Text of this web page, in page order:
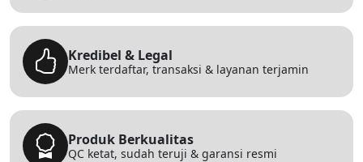
Kredibel & Legal
Merk terdaftar, transaksi & layanan terjamin
Produk Berkualitas
QC ketat, sudah teruji & garansi resmi